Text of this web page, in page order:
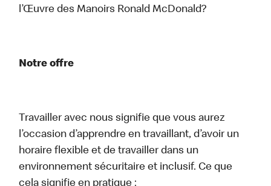
l’Œuvre des Manoirs Ronald McDonald?
Notre offre
Travailler avec nous signifie que vous aurez
l’occasion d’apprendre en travaillant, d’avoir un
horaire flexible et de travailler dans un
environnement sécuritaire et inclusif. Ce que
cela signifie en pratique :